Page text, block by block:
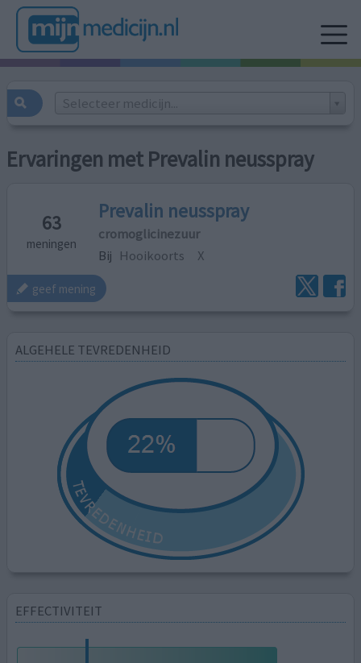
Selecteer medicijn...
Ervaringen met Prevalin neusspray
63
meningen
Prevalin neusspray
cromoglicinezuur
Bij Hooikoorts X
geef mening
ALGEHELE TEVREDENHEID
EFFECTIVITEIT